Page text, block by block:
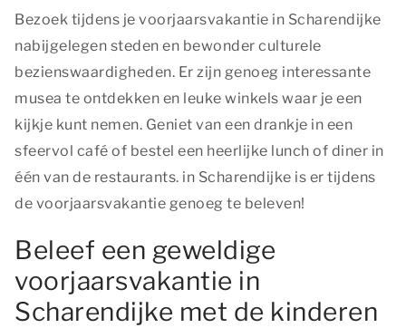
Bezoek tijdens je voorjaarsvakantie in Scharendijke
nabijgelegen steden en bewonder culturele
bezienswaardigheden. Er zijn genoeg interessante
musea te ontdekken en leuke winkels waar je een
kijkje kunt nemen. Geniet van een drankje in een
sfeervol café of bestel een heerlijke lunch of diner in
één van de restaurants. in Scharendijke is er tijdens
de voorjaarsvakantie genoeg te beleven!
Beleef een geweldige
voorjaarsvakantie in
Scharendijke met de kinderen